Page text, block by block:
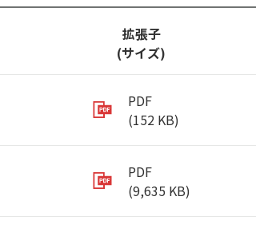
拡張子
(サイズ)
PDF
(152 KB)
PDF
(9,635 KB)